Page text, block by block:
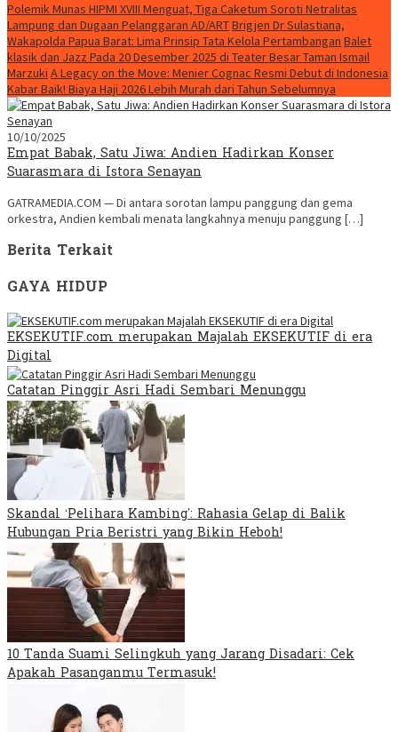
Polemik Munas HIPMI XVIII Menguat, Tiga Caketum Soroti Netralitas
Lampung dan Dugaan Pelanggaran AD/ARTBrigjen Dr Sulastiana,
Wakapolda Papua Barat: Lima Prinsip Tata Kelola Pertambangan Balet
klasik dan Jazz Pada 20 Desember 2025 di Teater Besar Taman Ismail
Marzuki A Legacy on the Move: Menier Cognac Resmi Debut di Indonesia
Kabar Baik! Biaya Haji 2026 Lebih Murah dari Tahun Sebelumnya
10/10/2025
Empat Babak, Satu Jiwa: Andien Hadirkan Konser
Suarasmara di Istora Senayan
GATRAMEDIA.COM — Di antara sorotan lampu panggung dan gema
orkestra, Andien kembali menata langkahnya menuju panggung […]
Berita Terkait
GAYA HIDUP
EKSEKUTIF.com merupakan Majalah EKSEKUTIF di era
Digital
Catatan Pinggir Asri Hadi Sembari Menunggu
Skandal ‘Pelihara Kambing’: Rahasia Gelap di Balik
Hubungan Pria Beristri yang Bikin Heboh!
10 Tanda Suami Selingkuh yang Jarang Disadari: Cek
Apakah Pasanganmu Termasuk!